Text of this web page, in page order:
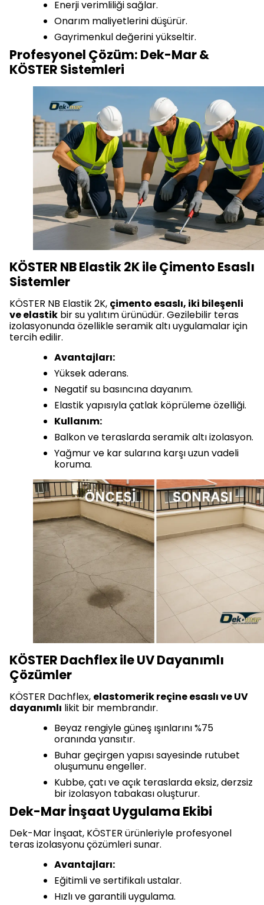
Enerji verimliliği sağlar.
Onarım maliyetlerini düşürür.
Gayrimenkul değerini yükseltir.
Profesyonel Çözüm: Dek-Mar &
KÖSTER Sistemleri
KÖSTER NB Elastik 2K ile Çimento Esaslı
Sistemler
KÖSTER NB Elastik 2K, çimento esaslı, iki bileşenli
ve elastik bir su yalıtım ürünüdür. Gezilebilir teras
izolasyonunda özellikle seramik altı uygulamalar için
tercih edilir.
Avantajları:
Yüksek aderans.
Negatif su basıncına dayanım.
Elastik yapısıyla çatlak köprüleme özelliği.
Kullanım:
Balkon ve teraslarda seramik altı izolasyon.
Yağmur ve kar sularına karşı uzun vadeli
koruma.
KÖSTER Dachflex ile UV Dayanımlı
Çözümler
KÖSTER Dachflex, elastomerik reçine esaslı ve UV
dayanımlı likit bir membrandır.
Beyaz rengiyle güneş ışınlarını %75
oranında yansıtır.
Buhar geçirgen yapısı sayesinde rutubet
oluşumunu engeller.
Kubbe, çatı ve açık teraslarda eksiz, derzsiz
bir izolasyon tabakası oluşturur.
Dek-Mar İnşaat Uygulama Ekibi
Dek-Mar İnşaat, KÖSTER ürünleriyle profesyonel
teras izolasyonu çözümleri sunar.
Avantajları:
Eğitimli ve sertifikalı ustalar.
Hızlı ve garantili uygulama.